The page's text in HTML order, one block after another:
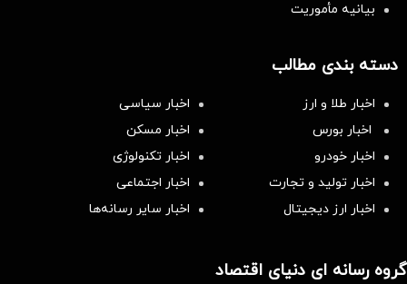
بیانیه مأموریت
دسته بندی مطالب
اخبار طلا و ارز
اخبار سیاسی
اخبار بورس
اخبار مسکن
اخبار خودرو
اخبار تکنولوژی
اخبار تولید و تجارت
اخبار اجتماعی
اخبار ارز دیجیتال
اخبار سایر رسانه‌‌ها
گروه رسانه ای دنیای اقتصاد